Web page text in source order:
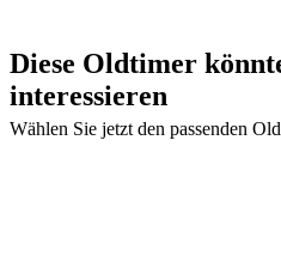
Diese Oldtimer
interessieren
Wählen Sie jetzt den passenden